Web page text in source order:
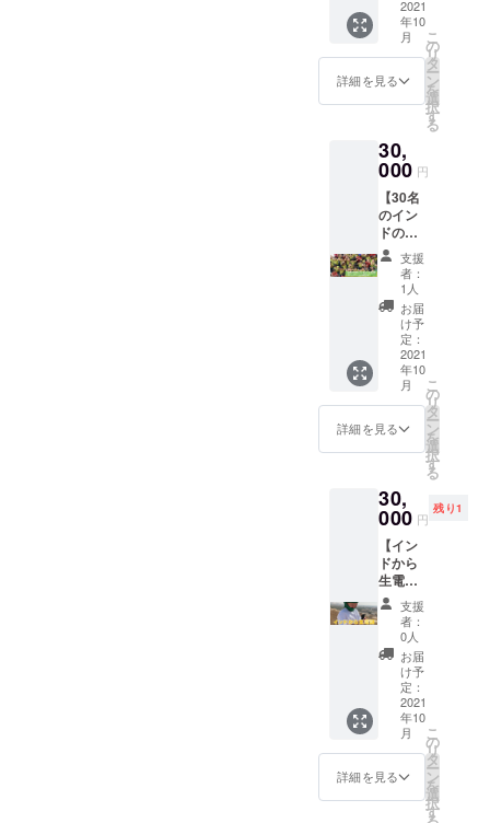
任を
持って
しっ
届けに
行きま
ントの
内容は
要相
談。 ※
ご希望
の贈り
主名を
備考欄
にご記
入くだ
さい。
はしっ
しーの
分もご
負担く
ださ
末まで
有効。
に行く
までの
期間と
なりま
す。ス
ジュー
ル等ご
注意く
ださ
い。
や筋ト
レ指導
など、
あらゆ
る要求
きま
す！ レ
ンタル
時間は
12時間
になり
ます。
※公序良
俗に反
する内
容はお
断りさ
せてい
ただき
ます。
※HIUメ
ンバー
遠慮く
ださ
飲食
費・交
通費が
別途必
要にな
る場合
があり
ます。
※しっ
しーが
インド
に行く
11月ま
で有
だただ
応援し
たい方
向けで
す。
しっ
しーが
ら持ち
歩いて
いる
MacBo
ok Pro
に、あ
なたの
お名前
ステッ
カーを
大きく
掲載し
ます。
ご支援
いただ
いた方
にはお
をお送
りしま
す。
2021
年10
月
詳細を見る
こ
の
リ
タ
ー
ン
を
選
択
す
る
30,
000 円
【30名
のイン
ドの子
供にマ
スク等
をプレ
ゼント
できる
権】+
【イン
ドの子
供たち
と一緒
にあな
たへ向
けた感
デオ
メッ
セー
ジ】+
【子供
たちか
らのイ
ラスト
付き感
謝のお
手紙】
マスク
やお菓
子等を
30名の
インド
の子供
支援
者：
1人
お届
け予
定：
2021
年10
月
詳細を見る
こ
の
リ
タ
ー
ン
を
選
択
す
る
30,
000 円
残り1
【イン
ドから
生電
話】 こ
のリ
ターン
を選ん
で頂い
た方
に、イ
ンドか
ら生電
話させ
ていだ
きま
す！ ご
支援
者：
0人
お届
け予
定：
2021
年10
月
詳細を見る
こ
の
リ
タ
ー
ン
を
選
択
す